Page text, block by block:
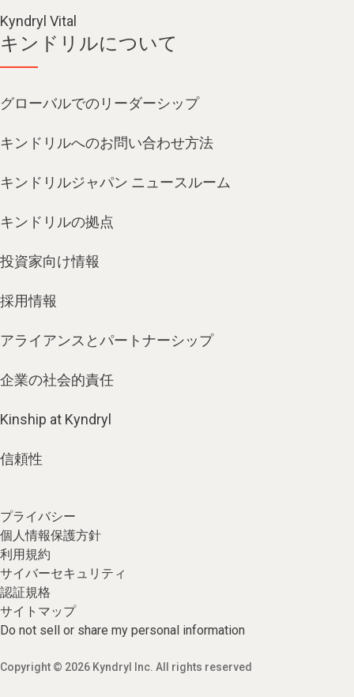
Kyndryl Vital
キンドリルについて
グローバルでのリーダーシップ
キンドリルへのお問い合わせ方法
キンドリルジャパン ニュースルーム
キンドリルの拠点
投資家向け情報
採用情報
アライアンスとパートナーシップ
企業の社会的責任
Kinship at Kyndryl
信頼性
プライバシー
個人情報保護方針
利用規約
サイバーセキュリティ
認証規格
サイトマップ
Do not sell or share my personal information
Copyright © 2026 Kyndryl Inc. All rights reserved